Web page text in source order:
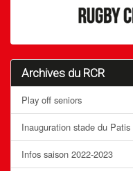
Archives du RCR
Play off seniors
Inauguration stade du Patis
Infos saison 2022-2023